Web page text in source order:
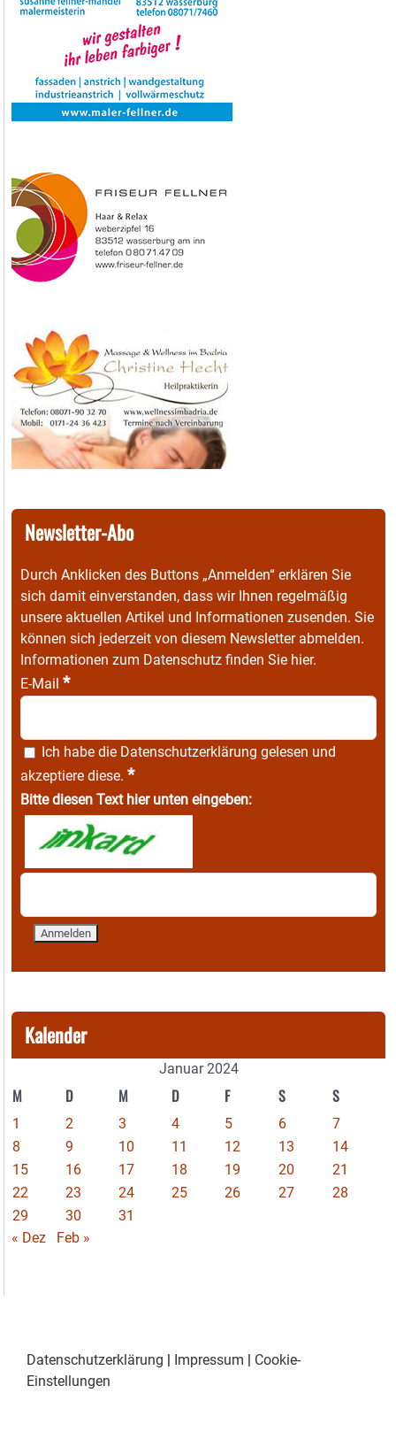
Newsletter-Abo
Durch Anklicken des Buttons „Anmelden“ erklären Sie
sich damit einverstanden, dass wir Ihnen regelmäßig
unsere aktuellen Artikel und Informationen zusenden. Sie
können sich jederzeit von diesem Newsletter abmelden.
Informationen zum Datenschutz finden Sie hier.
E-Mail *
Ich habe die Datenschutzerklärung gelesen und
akzeptiere diese. *
Bitte diesen Text hier unten eingeben:
Kalender
Januar 2024
M D M D F S S
1 2 3 4 5 6
7
8
9 10 11 12 13
14
15
16 17 18 19 20
21
22
23 24 25 26 27
28
29
30
31
« Dez
Feb »
Datenschutzerklärung | Impressum | Cookie-
Einstellungen